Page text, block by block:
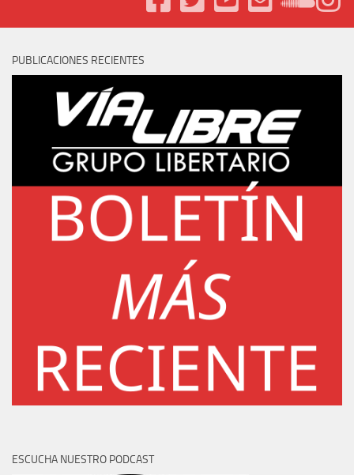
PUBLICACIONES RECIENTES
ESCUCHA NUESTRO PODCAST